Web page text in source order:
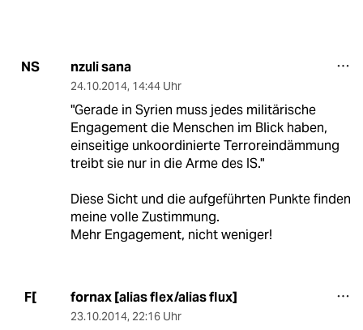
NS nzuli sana
24.10.2014, 14:44 Uhr
"Gerade in Syrien muss jedes militärische
Engagement die Menschen im Blick haben,
einseitige unkoordinierte Terroreindämmung
treibt sie nur in die Arme des IS."
Diese Sicht und die aufgeführten Punkte finden
meine volle Zustimmung.
Mehr Engagement, nicht weniger!
F[ fornax [alias flex/alias flux]
23.10.2014, 22:16 Uhr